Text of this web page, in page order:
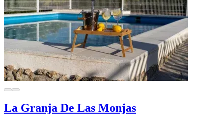
La Granja De Las Monjas